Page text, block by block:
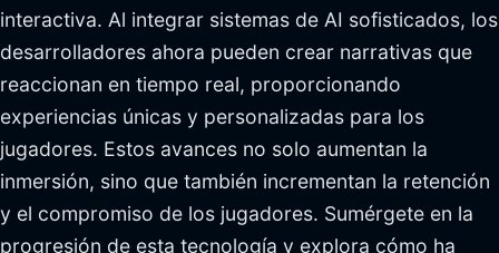
interactiva. Al integrar sistemas de AI sofisticados, los
desarrolladores ahora pueden crear narrativas que
reaccionan en tiempo real, proporcionando
experiencias únicas y personalizadas para los
jugadores. Estos avances no solo aumentan la
inmersión, sino que también incrementan la retención
y el compromiso de los jugadores. Sumérgete en la
progresión de esta tecnología y explora cómo ha